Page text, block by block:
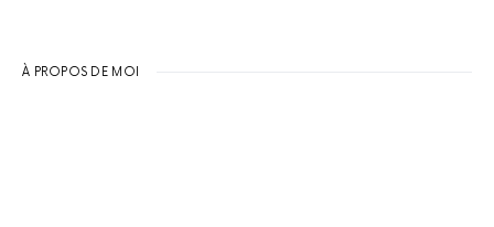
À PROPOS DE MOI